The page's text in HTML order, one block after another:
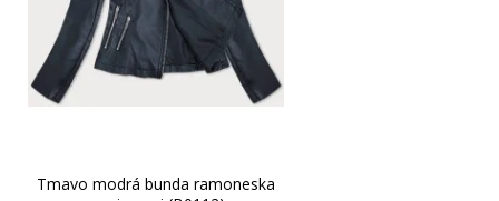
Tmavo modrá bunda ramoneska